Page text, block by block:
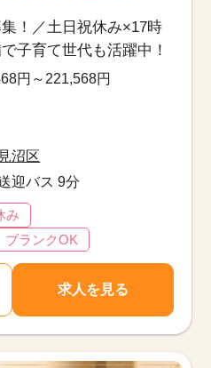
！／土日祝休み×17時
子育て世代も活躍中！
円～221,568円
沼区
迎バス 9分
み
ブランクOK
求人を見る